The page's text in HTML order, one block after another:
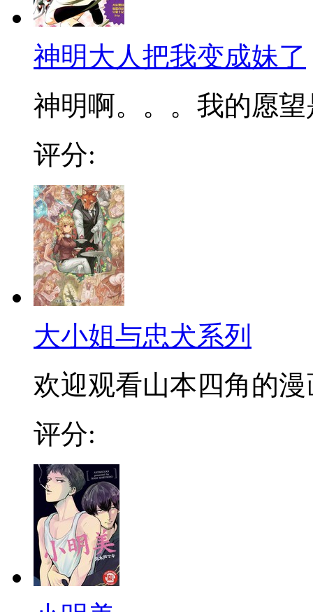
神明大人把我变成妹了
神明啊。。。我的愿
评分:
大小姐与忠犬系列
欢迎观看山本四角的
评分: